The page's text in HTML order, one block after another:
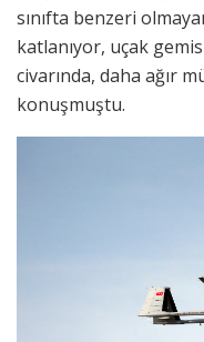
sınıfta benzeri
katlanıyor, uçak
civarında, daha ağır
konuşmuştu.